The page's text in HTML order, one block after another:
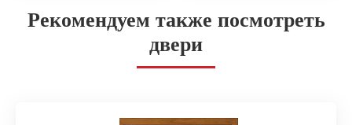
Рекомендуем также посмотреть
двери